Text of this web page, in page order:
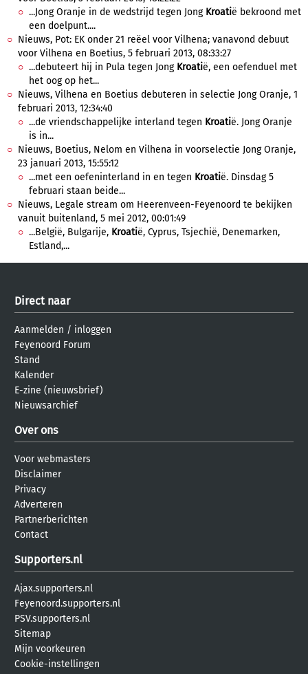
...Jong Oranje in de wedstrijd tegen Jong Kroatië bekroond met
een doelpunt....
Nieuws, Pot: EK onder 21 reëel voor Vilhena; vanavond debuut
voor Vilhena en Boetius, 5 februari 2013, 08:33:27
...debuteert hij in Pula tegen Jong Kroatië, een oefenduel met
het oog op het...
Nieuws, Vilhena en Boetius debuteren in selectie Jong Oranje, 1
februari 2013, 12:34:40
...de vriendschappelijke interland tegen Kroatië. Jong Oranje
is in...
Nieuws, Boetius, Nelom en Vilhena in voorselectie Jong Oranje,
23 januari 2013, 15:55:12
...met een oefeninterland in en tegen Kroatië. Dinsdag 5
februari staan beide...
Nieuws, Legale stream om Heerenveen-Feyenoord te bekijken
vanuit buitenland, 5 mei 2012, 00:01:49
...België, Bulgarije, Kroatië, Cyprus, Tsjechië, Denemarken,
Estland,...
Direct naar
Aanmelden / inloggen
Feyenoord Forum
Stand
Kalender
E-zine (nieuwsbrief)
Nieuwsarchief
Over ons
Voor webmasters
Disclaimer
Privacy
Adverteren
Partnerberichten
Contact
Supporters.nl
Ajax.supporters.nl
Feyenoord.supporters.nl
PSV.supporters.nl
Sitemap
Mijn voorkeuren
Cookie-instellingen